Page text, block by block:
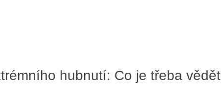
hubnutí: Co je třeba vědět